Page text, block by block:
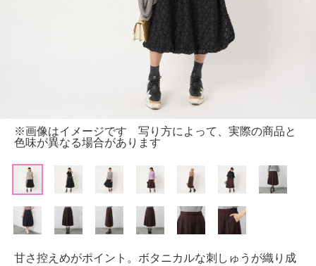
※画像はイメージです 写り方によって、実際の商品と
色味が異なる場合があります
甘さ控えめがポイント。ボタニカルな刺しゅうが織り成